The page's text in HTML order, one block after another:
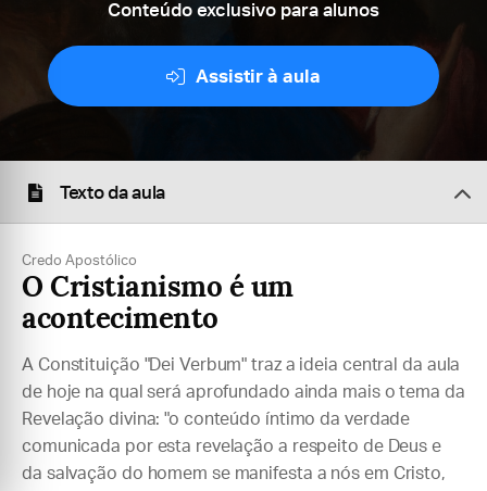
Conteúdo exclusivo para alunos
Assistir à aula
Texto da aula
Credo Apostólico
O Cristianismo é um
acontecimento
A Constituição "Dei Verbum" traz a ideia central da aula
de hoje na qual será aprofundado ainda mais o tema da
Revelação divina: "o conteúdo íntimo da verdade
comunicada por esta revelação a respeito de Deus e
da salvação do homem se manifesta a nós em Cristo,